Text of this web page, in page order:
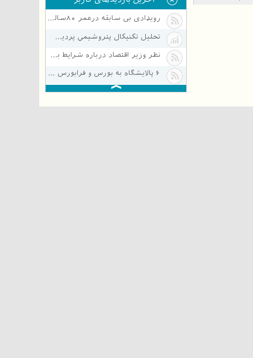
رویدادی بی سابقه درعمر ۸۰ساله سیمان/قطع گاز و پلمپ مخازن مازوت ۷۰ ...
تحلیل تکنیکال پتروشيمي پرديس (شپديس)
نظر وزیر اقتصاد درباره شرایط بورس
۶ پالایشگاه‌ به بورس و فرابورس بر می‌گردند